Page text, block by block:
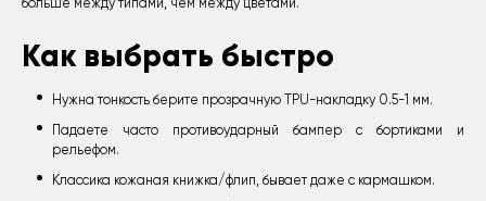
Как выбрать быстро
Нужна тонкость берите прозрачную TPU-накладку 0.5-1 мм.
Падаете часто противоударный бампер с бортиками и
рельефом.
Классика кожаная книжка/флип, бывает даже с кармашком.